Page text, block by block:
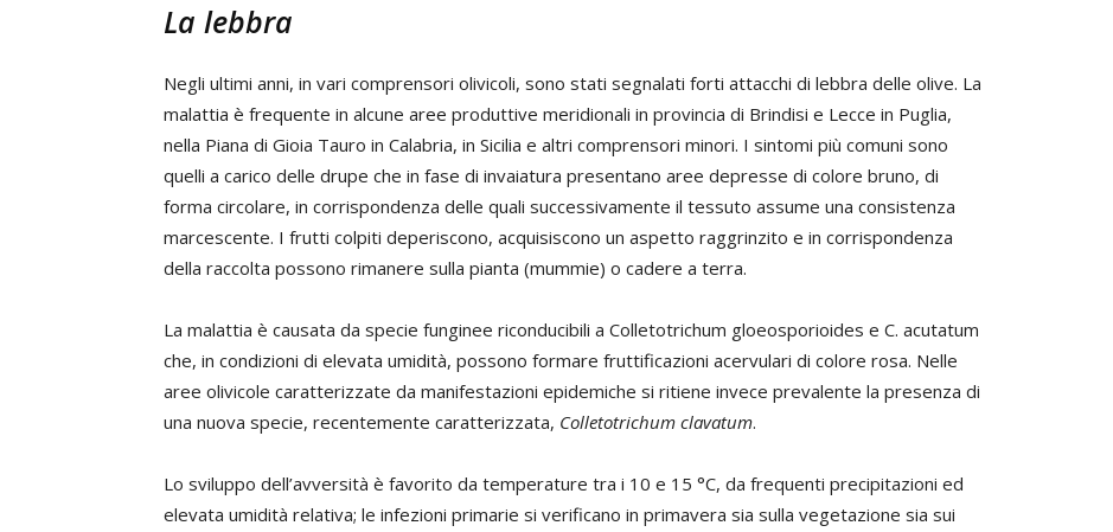
La lebbra
Negli ultimi anni, in vari comprensori olivicoli, sono stati segnalati forti attacchi di lebbra delle olive. La
malattia è frequente in alcune aree produttive meridionali in provincia di Brindisi e Lecce in Puglia,
nella Piana di Gioia Tauro in Calabria, in Sicilia e altri comprensori minori. I sintomi più comuni sono
quelli a carico delle drupe che in fase di invaiatura presentano aree depresse di colore bruno, di
forma circolare, in corrispondenza delle quali successivamente il tessuto assume una consistenza
marcescente. I frutti colpiti deperiscono, acquisiscono un aspetto raggrinzito e in corrispondenza
della raccolta possono rimanere sulla pianta (mummie) o cadere a terra.
La malattia è causata da specie funginee riconducibili a Colletotrichum gloeosporioides e C. acutatum
che, in condizioni di elevata umidità, possono formare fruttificazioni acervulari di colore rosa. Nelle
aree olivicole caratterizzate da manifestazioni epidemiche si ritiene invece prevalente la presenza di
una nuova specie, recentemente caratterizzata, Colletotrichum clavatum.
Lo sviluppo dell’avversità è favorito da temperature tra i 10 e 15 °C, da frequenti precipitazioni ed
elevata umidità relativa; le infezioni primarie si verificano in primavera sia sulla vegetazione sia sui